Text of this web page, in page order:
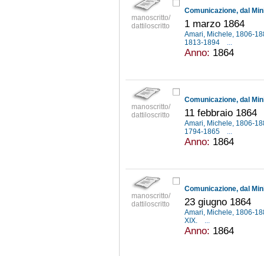
manoscritto/
dattiloscritto
1 marzo 1864
Amari, Michele, 1806-
1813-1894
...
Anno: 1864
manoscritto/
dattiloscritto
11 febbraio 1864
Amari, Michele, 1806-
1794-1865
...
Anno: 1864
manoscritto/
dattiloscritto
23 giugno 1864
Amari, Michele, 1806-
XIX.
...
Anno: 1864